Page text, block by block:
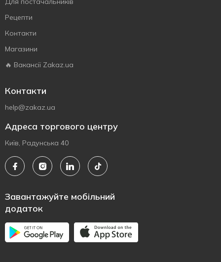
Рецепти
Контакти
Магазини
🔥 Вакансії Zakaz.ua
Контакти
help@zakaz.ua
Адреса торгового центру
Київ, Радунська 40
Завантажуйте мобільний
додаток